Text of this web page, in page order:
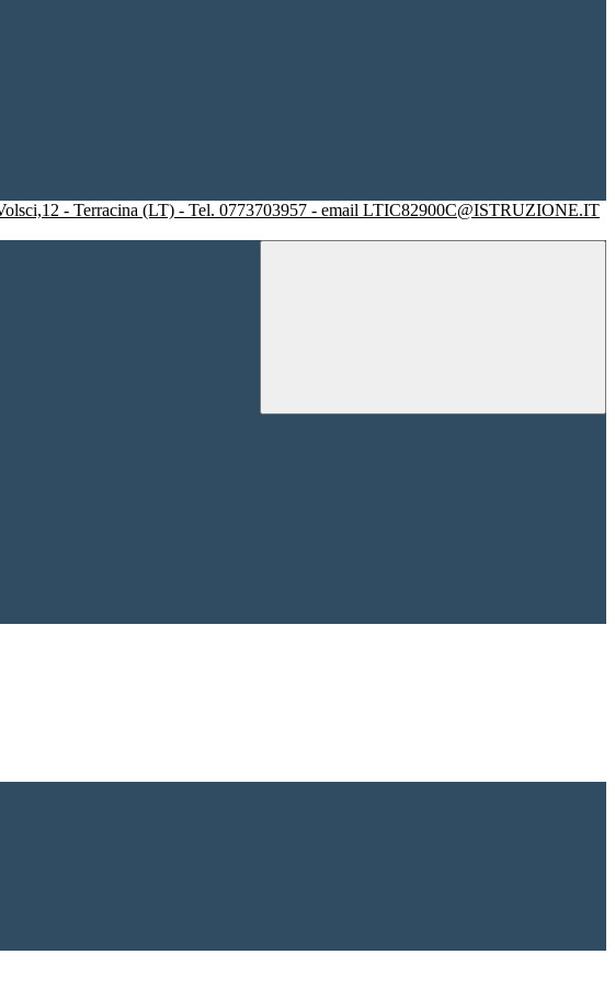
- Terracina (LT) - Tel. 0773703957 - email LTIC82900C@ISTRUZIONE.IT